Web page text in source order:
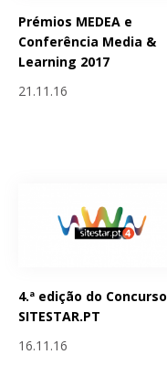
Prémios MEDEA e
Conferência Media &
Learning 2017
21.11.16
4.ª edição do Concurso
SITESTAR.PT
16.11.16